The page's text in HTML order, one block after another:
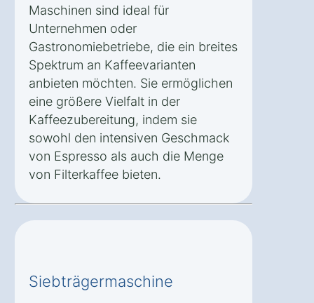
Maschinen sind ideal für
Unternehmen oder
Gastronomiebetriebe, die ein breites
Spektrum an Kaffeevarianten
anbieten möchten. Sie ermöglichen
eine größere Vielfalt in der
Kaffeezubereitung, indem sie
sowohl den intensiven Geschmack
von Espresso als auch die Menge
von Filterkaffee bieten.
Siebträgermaschine